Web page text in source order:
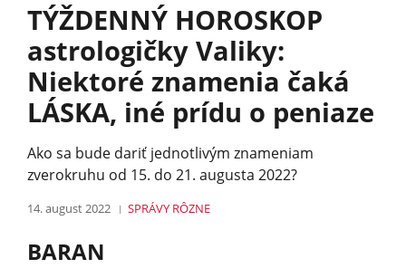
TÝŽDENNÝ HOROSKOP
astrologičky Valiky:
Niektoré znamenia čaká
LÁSKA, iné prídu o peniaze
Ako sa bude dariť jednotlivým znameniam
zverokruhu od 15. do 21. augusta 2022?
14. august 2022 SPRÁVY RÔZNE
BARAN